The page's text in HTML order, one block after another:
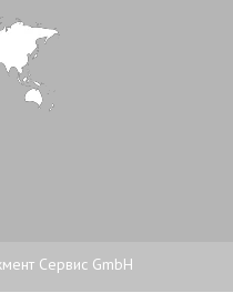
Сервис GmbH